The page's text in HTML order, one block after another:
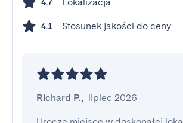
4.7
4.1 Stosunek jakości do ceny
Richard P., lipiec 2026